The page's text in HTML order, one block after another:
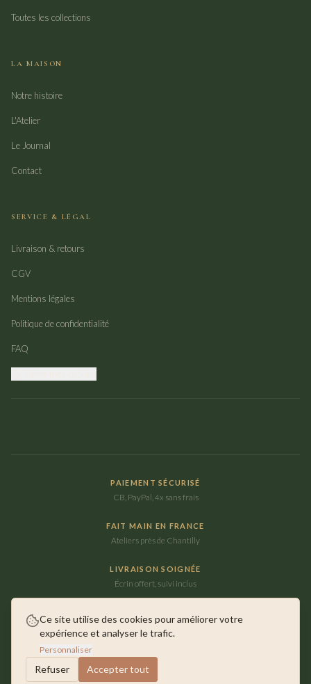
Toutes les collections
LA MAISON
Notre histoire
L'Atelier
Le Journal
Contact
SERVICE & LÉGAL
Livraison & retours
CGV
Mentions légales
Politique de confidentialité
FAQ
PAIEMENT SÉCURISÉ
CB, PayPal, 4x sans frais
FAIT MAIN EN FRANCE
Ateliers près de Chantilly
LIVRAISON SOIGNÉE
Écrin offert, suivi inclus
Faits main près de Chantilly
Ce site utilise des cookies pour améliorer votre
expérience et analyser le trafic.
Personnaliser
Refuser Accepter tout